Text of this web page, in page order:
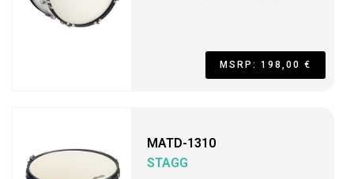
MSRP: 198,00 €
MATD-1310
STAGG